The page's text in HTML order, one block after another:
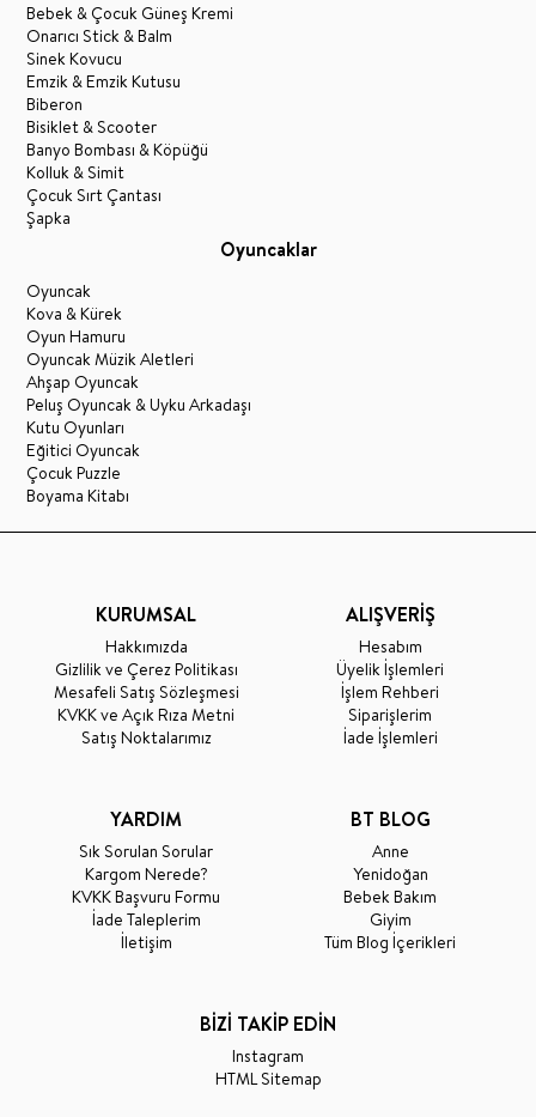
Bebek & Çocuk Güneş Kremi
Onarıcı Stick & Balm
Sinek Kovucu
Emzik & Emzik Kutusu
Biberon
Bisiklet & Scooter
Banyo Bombası & Köpüğü
Kolluk & Simit
Çocuk Sırt Çantası
Şapka
Oyuncaklar
Oyuncak
Kova & Kürek
Oyun Hamuru
Oyuncak Müzik Aletleri
Ahşap Oyuncak
Peluş Oyuncak & Uyku Arkadaşı
Kutu Oyunları
Eğitici Oyuncak
Çocuk Puzzle
Boyama Kitabı
KURUMSAL
Hakkımızda
Gizlilik ve Çerez Politikası
Mesafeli Satış Sözleşmesi
KVKK ve Açık Rıza Metni
Satış Noktalarımız
ALIŞVERİŞ
Hesabım
Üyelik İşlemleri
İşlem Rehberi
Siparişlerim
İade İşlemleri
YARDIM
Sık Sorulan Sorular
Kargom Nerede?
KVKK Başvuru Formu
İade Taleplerim
İletişim
BT BLOG
Anne
Yenidoğan
Bebek Bakım
Giyim
Tüm Blog İçerikleri
BİZİ TAKİP EDİN
Instagram
HTML Sitemap